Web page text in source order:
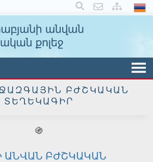
×
ԲԺՇԿԱԿԱՆ
ՏԵՂԵԿԱԳԻՐ
֍
ԱՆՎԱՆ ԲԺՇԿԱԿԱՆ